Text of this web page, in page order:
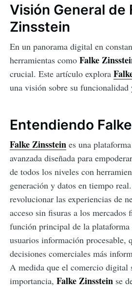
Visión General de
Zinsstein
En un panorama digital en
herramientas como Falke
crucial. Este artículo explora
una visión sobre su funcionalidad
Entendiendo
Falke Zinsstein es una
avanzada diseñada para
de todos los niveles con
generación y datos en tiempo
revolucionar las experiencias de
acceso sin fisuras a los mercados
función principal de la
usuarios información procesable,
decisiones comerciales más
A medida que el comercio digital
importancia, Falke Zinsstein se